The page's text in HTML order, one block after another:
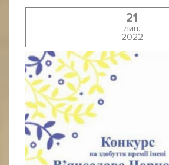
21
лип.
2022